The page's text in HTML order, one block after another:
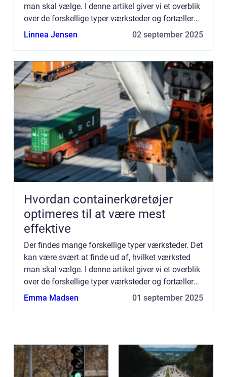
man skal vælge. I denne artikel giver vi et overblik
over de forskellige typer værksteder og fortæller
lidt om, hvad der er forskel på dem. Vi kommer o...
Linnea Jensen 02 september 2025
Hvordan containerkøretøjer
optimeres til at være mest
effektive
Der findes mange forskellige typer værksteder. Det
kan være svært at finde ud af, hvilket værksted
man skal vælge. I denne artikel giver vi et overblik
over de forskellige typer værksteder og fortæller
lidt om, hvad der er forskel på dem. Vi kommer o...
Emma Madsen 01 september 2025